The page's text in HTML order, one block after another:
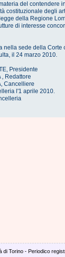
del contendere
costituzionale degli
della Regione
di interesse
nella sede della Corte
il 24 marzo 2010.
Presidente
, Redattore
Cancelliere
l'1 aprile 2010.
Torino - Periodico